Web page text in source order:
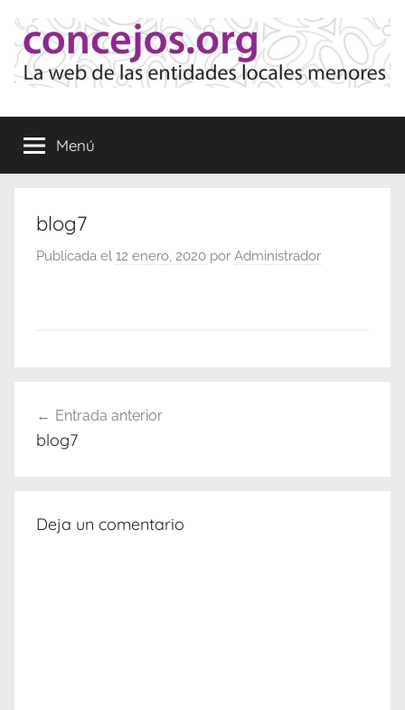
contenido
Concejos
de
las
Locales
Menores
Menú
blog7
Publicada el 12 enero, 2020 por Administrador
de
Entrada anterior
blog7
Deja un comentario